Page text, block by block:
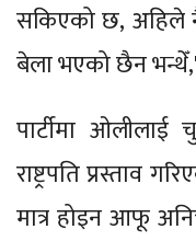
सकिएको छ, अहिले
बेला भएको छैन
पार्टीमा
राष्ट्रपति प्रस्ताव
मात्र होइन आफू